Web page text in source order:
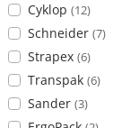
Cyklop (12)
Schneider (7)
Strapex (6)
Transpak (6)
Sander (3)